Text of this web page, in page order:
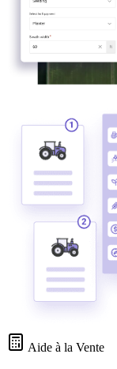
Aide à la Vente